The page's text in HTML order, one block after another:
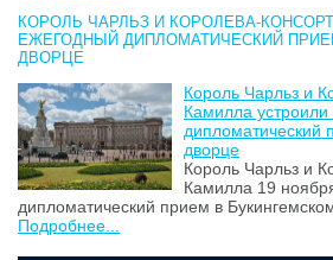
КОРОЛЬ ЧАРЛЬЗ И КОРОЛЕВА-
ЕЖЕГОДНЫЙ ДИПЛОМАТИЧЕСКИЙ
ДВОРЦЕ
Король Чарльз и
Камилла
дипломатический
дворце
Король Чарльз и
Камилла 19
дипломатический прием в
Подробнее...